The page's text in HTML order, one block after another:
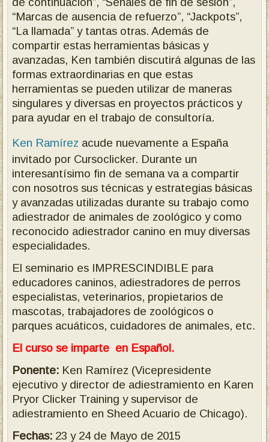
“Marcas de ausencia de refuerzo”, “Jackpots”,
“La llamada” y tantas otras. Además de
compartir estas herramientas básicas y
avanzadas, Ken también discutirá algunas de las
formas extraordinarias en que estas
herramientas se pueden utilizar de maneras
singulares y diversas en proyectos prácticos y
para ayudar en el trabajo de consultoría.
Ken Ramírez acude nuevamente a España
invitado por Cursoclicker. Durante un
interesantísimo fin de semana va a compartir
con nosotros sus técnicas y estrategias básicas
y avanzadas utilizadas durante su trabajo como
adiestrador de animales de zoológico y como
reconocido adiestrador canino en muy diversas
especialidades.
El seminario es IMPRESCINDIBLE para
educadores caninos, adiestradores de perros
especialistas, veterinarios, propietarios de
mascotas, trabajadores de zoológicos o
parques acuáticos, cuidadores de animales, etc.
El curso se imparte en Español.
Ponente: Ken Ramírez (Vicepresidente
ejecutivo y director de adiestramiento en Karen
Pryor Clicker Training y supervisor de
adiestramiento en Sheed Acuario de Chicago).
Fechas: 23 y 24 de Mayo de 2015